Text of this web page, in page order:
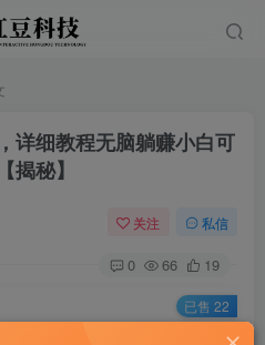
详细教程无脑躺赚小白可
揭秘】
关注 私信
0 66 19
已售 22